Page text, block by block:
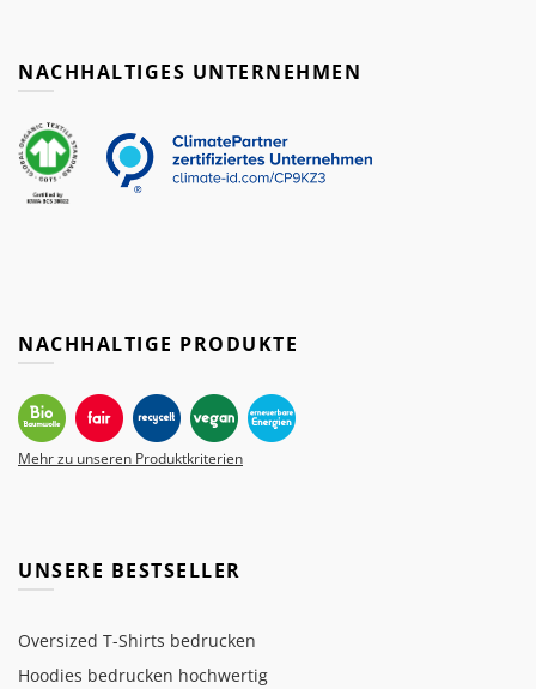
NACHHALTIGES UNTERNEHMEN
NACHHALTIGE PRODUKTE
Mehr zu unseren Produktkriterien
UNSERE BESTSELLER
Oversized T-Shirts bedrucken
Hoodies bedrucken hochwertig